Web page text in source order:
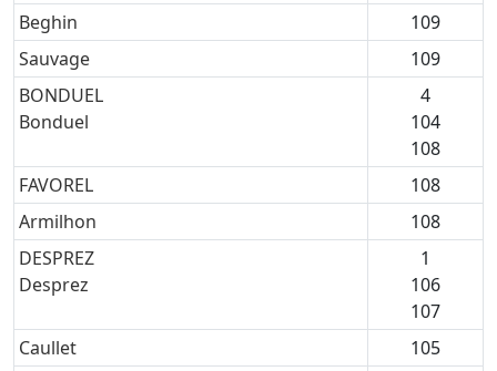
Beghin
109
Sauvage
109
BONDUEL
Bonduel
4
104
108
FAVOREL
108
Armilhon
108
DESPREZ
Desprez
1
106
107
Caullet
105